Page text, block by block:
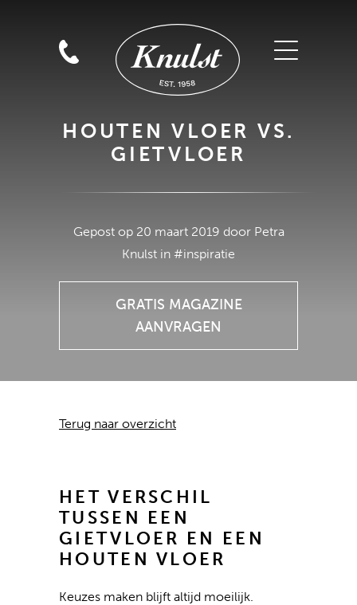
HOUTEN VLOER VS.
GIETVLOER
Gepost op 20 maart 2019 door Petra
Knulst in #inspiratie
GRATIS MAGAZINE
AANVRAGEN
GRATIS MAGAZINE
AANVRAGEN
Terug naar overzicht
HET VERSCHIL
TUSSEN EEN
GIETVLOER EN EEN
HOUTEN VLOER
Keuzes maken blijft altijd moeilijk.